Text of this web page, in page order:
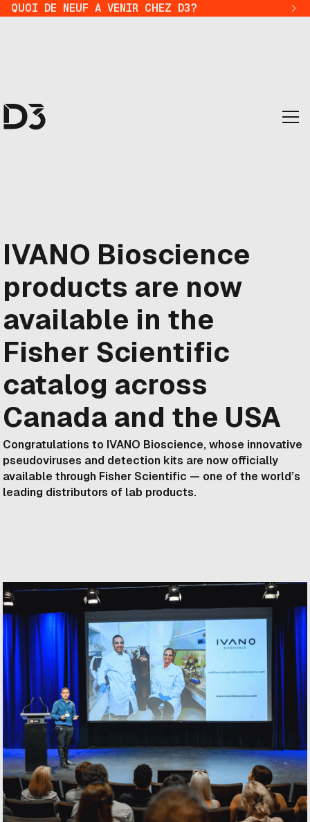
QUOI DE NEUF A VENIR CHEZ D3?
IVANO Bioscience
products are now
available in the
Fisher Scientific
catalog across
Canada and the USA
Congratulations to IVANO Bioscience, whose innovative
pseudoviruses and detection kits are now officially
available through Fisher Scientific — one of the world’s
leading distributors of lab products.